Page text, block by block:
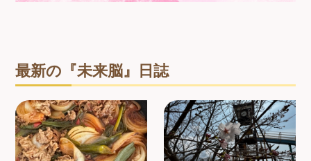
最新の『未来脳』日誌